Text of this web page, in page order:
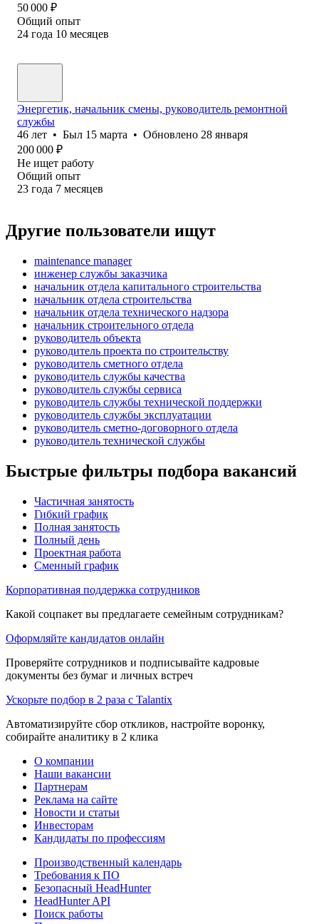
50 000 ₽
Общий опыт
24 года 10 месяцев
Энергетик, начальник смены, руководитель ремонтной
службы
46 лет • Был 15 марта • Обновлено 28 января
200 000 ₽
Не ищет работу
Общий опыт
23 года 7 месяцев
Другие пользователи ищут
maintenance manager
инженер службы заказчика
начальник отдела капитального строительства
начальник отдела строительства
начальник отдела технического надзора
начальник строительного отдела
руководитель объекта
руководитель проекта по строительству
руководитель сметного отдела
руководитель службы качества
руководитель службы сервиса
руководитель службы технической поддержки
руководитель службы эксплуатации
руководитель сметно-договорного отдела
руководитель технической службы
Быстрые фильтры подбора вакансий
Частичная занятость
Гибкий график
Полная занятость
Полный день
Проектная работа
Сменный график
Корпоративная поддержка сотрудников
Какой соцпакет вы предлагаете семейным сотрудникам?
Оформляйте кандидатов онлайн
Проверяйте сотрудников и подписывайте кадровые
документы без бумаг и личных встреч
Ускорьте подбор в 2 раза с Talantix
Автоматизируйте сбор откликов, настройте воронку,
собирайте аналитику в 2 клика
О компании
Наши вакансии
Партнерам
Реклама на сайте
Новости и статьи
Инвесторам
Кандидаты по профессиям
Производственный календарь
Требования к ПО
Безопасный HeadHunter
HeadHunter API
Поиск работы